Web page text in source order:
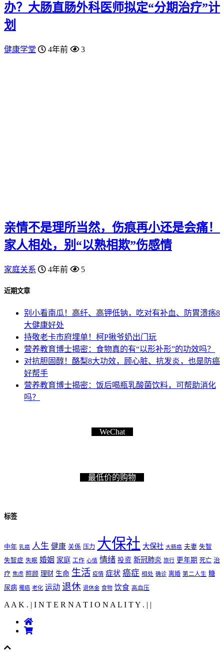
办？大肠直肠外科医师拟定“分期治疗”计
划
健康学堂 4年前 3
亲情不是理所当然，伤痕再小还是会痛！
家人相处，别“以熟相欺”伤感情
家庭关系 4年前 5
近期文章
别小看南瓜！高纤、高钾低钠，吃对有补血、防胃溃疡8
大健康好处
持敬老卡市府埋单！柯P揪爷奶出门玩
营养教育博士揭密：食物真的有“以形补形”的功效吗？
对抗胆固醇！酪梨8大功效，顾心脏、抗发炎，也是防癌
好帮手
营养教育博士揭密：饭后喝瓶乳酸菌饮料，可帮助消化
吗？
WeChat
最低价的购物
标签
中年 乳癌 人生 健康 关係 压力 大保社 大保社 大肠癌 夫妻 失智
失智症 失眠 婚姻 家庭 工作 心情 情绪 投资 新冠肺炎 旅行 更年期 死亡 治
疗 焦虑 照顾 理财 生命 生活 疫情 症状 癌症 相处 确诊 离婚 第二人生 糖
尿病 罹癌 老化 运动 退休 退休金 食物 饮食 高血压
A A K . | I N T E R N A T I O N A L I T Y . | |